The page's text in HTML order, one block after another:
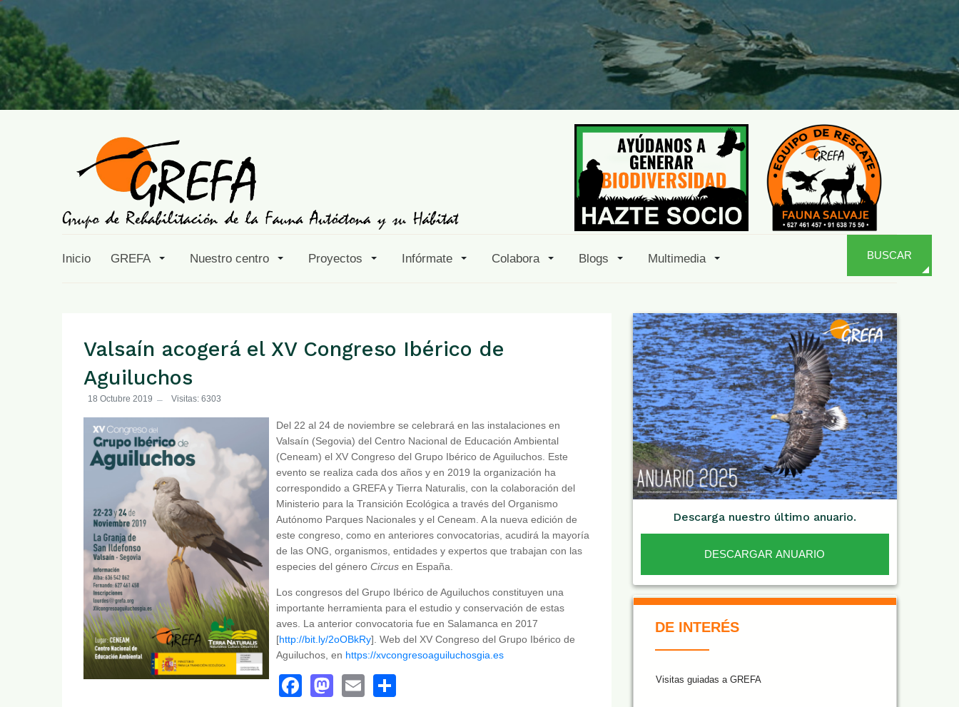
Inicio GREFA Nuestro centro Proyectos Infórmate Colabora Blogs Multimedia BUSCAR
Valsaín acogerá el XV Congreso Ibérico de
Aguiluchos
18 Octubre 2019 Visitas: 6303
Del 22 al 24 de noviembre se celebrará en las instalaciones en
Valsaín (Segovia) del Centro Nacional de Educación Ambiental
(Ceneam) el XV Congreso del Grupo Ibérico de Aguiluchos. Este
evento se realiza cada dos años y en 2019 la organización ha
correspondido a GREFA y Tierra Naturalis, con la colaboración del
Ministerio para la Transición Ecológica a través del Organismo
Autónomo Parques Nacionales y el Ceneam. A la nueva edición de
este congreso, como en anteriores convocatorias, acudirá la mayoría
de las ONG, organismos, entidades y expertos que trabajan con las
especies del género Circus en España.
Los congresos del Grupo Ibérico de Aguiluchos constituyen una
importante herramienta para el estudio y conservación de estas
aves. La anterior convocatoria fue en Salamanca en 2017
[http://bit.ly/2oOBkRy]. Web del XV Congreso del Grupo Ibérico de
Aguiluchos, en https://xvcongresoaguiluchosgia.es
Facebook
Mastodon
Email
Descarga nuestro último anuario.
DESCARGAR ANUARIO
DE INTERÉS
Visitas guiadas a GREFA